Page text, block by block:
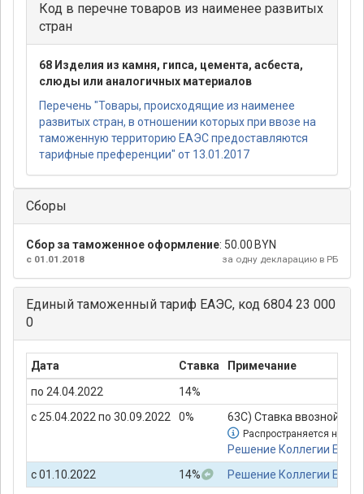
Код в перечне товаров из наименее развитых
стран
68 Изделия из камня, гипса, цемента, асбеста,
слюды или аналогичных материалов
Перечень "Товары, происходящие из наименее
развитых стран, в отношении которых при ввозе на
таможенную территорию ЕАЭС предоставляются
тарифные преференции" от 13.01.2017
Сборы
Сбор за таможенное оформление: 50.00 BYN
за одну декларацию в РБ
с 01.01.2018
Единый таможенный тариф ЕАЭС, код 6804 23 000
0
Дата Ставка
Примечание
по 24.04.2022
14%
с 25.04.2022 по 30.09.2022
0% 63С) Ставка ввозной
Распространяется на
Решение Коллегии
с 01.10.2022
14% Решение Коллегии